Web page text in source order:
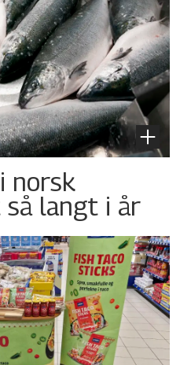
norsk
langt i år